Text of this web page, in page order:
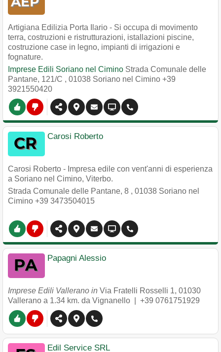
Artigiana Edilizia Porta Ilario - Si occupa di movimento
terra, costruzioni e ristrutturazioni, istallazioni piscine,
costruzione case in legno, impianti di irrigazioni e
fognature.
Imprese Edili Soriano nel Cimino Strada Comunale delle
Pantane, 121/C , 01038 Soriano nel Cimino +39
3921550420
Carosi Roberto
Carosi Roberto - Impresa edile con vent'anni di esperienza
a Soriano nel Cimino, Viterbo.
Strada Comunale delle Pantane, 8 , 01038 Soriano nel
Cimino +39 3473504015
Papagni Alessio
Imprese Edili Vallerano in Via Fratelli Rosselli 1, 01030
Vallerano a 1.34 km. da Vignanello | +39 0761751929
Edil Service SRL